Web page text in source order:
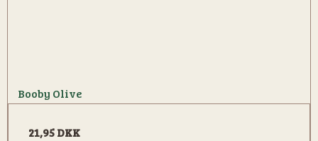
Booby Olive
21,95 DKK